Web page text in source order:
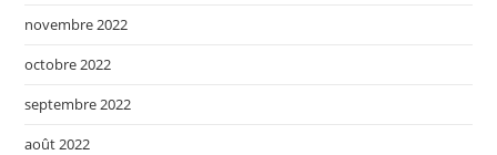
novembre 2022
octobre 2022
septembre 2022
août 2022